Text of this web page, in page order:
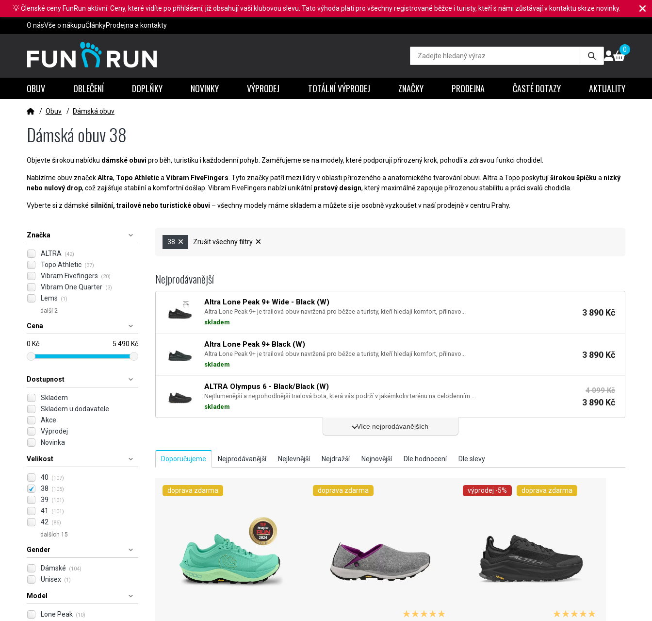
O násVše o nákupuČlánkyProdejna a kontakty
0
OBUV OBLEČENÍ DOPLŇKY NOVINKY VÝPRODEJ TOTÁLNÍ VÝPRODEJ ZNAČKY PRODEJNA ČASTÉ DOTAZY AKTUALITY
/ Obuv / Dámská obuv
Dámská obuv 38
Objevte širokou nabídku dámské obuvi pro běh, turistiku i každodenní pohyb. Zaměřujeme se na modely, které podporují přirozený krok, pohodlí a zdravou funkci chodidel.
Nabízíme obuv značekAltra, Topo Athletica Vibram FiveFingers . Tyto značky patří mezi lídry v oblasti přirozeného a anatomického tvarování obuvi. Altra a Topo poskytujíširokou špičku a nízký
nebo nulový drop, což zajišťuje stabilní a komfortní došlap. Vibram FiveFingers nabízí unikátníprstový design, který maximálně zapojuje přirozenou stabilitu a práci svalů chodidla.
Vyberte si z dámské silniční, trailové nebo turistické obuvi – všechny modely máme skladem a můžete si je osobně vyzkoušet v naší prodejně v centru Prahy.
Značka
ALTRA (42)
Topo Athletic (37)
Vibram Fivefingers (20)
Vibram One Quarter (3)
Lems (1)
další 2
Cena
0 Kč 5 490 Kč
Dostupnost
Skladem
Skladem u dodavatele
Akce
Výprodej
Novinka
Velikost
40 (107)
38 (105)
39 (101)
41 (101)
42 (86)
dalších 15
Gender
Dámské (104)
Unisex (1)
Model
Lone Peak (10)
38 Zrušit všechny filtry
Nejprodávanější
Altra Lone Peak 9+ Wide - Black (W)
Altra Lone Peak 9+ je trailová obuv navržená pro běžce a turisty, kteří hledají komfort, přilnavo...
skladem
3 890 Kč
Altra Lone Peak 9+ Black (W)
Altra Lone Peak 9+ je trailová obuv navržená pro běžce a turisty, kteří hledají komfort, přilnavo...
skladem
3 890 Kč
ALTRA Olympus 6 - Black/Black (W)
Nejtlumenější a nejpohodlnější trailová bota, která vás podrží v jakémkoliv terénu na celodenním ...
skladem
4 099 Kč
3 890 Kč
Více nejprodávanějších
doprava zdarma doprava zdarma výprodej -5% doprava zdarma
💡 Členské ceny FunRun aktivní: Ceny, které vidíte po přihlášení, již obsahují vaši klubovou slevu. Tato výhoda platí pro všechny registrované běžce i turisty, kteří s námi zůstávají v kontaktu skrze novinky.